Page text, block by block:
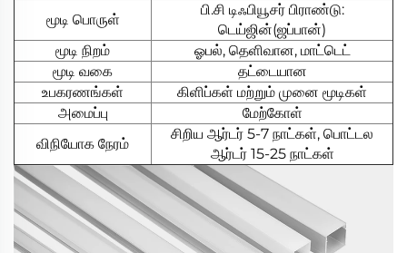
மூடி பொருள்
பி.சி டிஃபியூசர் பிராண்டு:
டெய்ஜின்(ஜப்பான்)
மூடி நிறம்
ஓபல், தெளிவான, மாட்டெட்
மூடி வகை
தட்டையான
உபகரணங்கள்
கிளிப்கள் மற்றும் முனை மூடிகள்
அமைப்பு
மேற்கோள்
விநியோக நேரம்
சிறிய ஆர்டர் 5-7 நாட்கள், பொட்டல
ஆர்டர் 15-25 நாட்கள்